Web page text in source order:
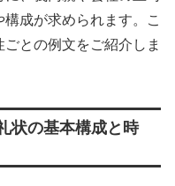
成が求められます。こ
との例文をご紹介しま
状の基本構成と時